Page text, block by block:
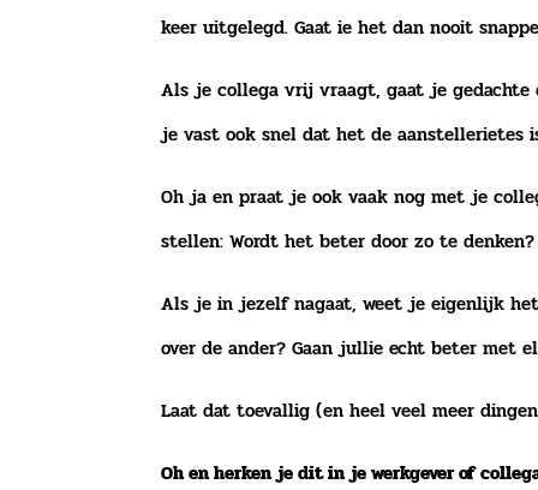
keer uitgelegd. Gaat ie het dan nooit
Als je collega vrij vraagt, gaat je gedachte
je vast ook snel dat het de aanstellerietes
Oh ja en praat je ook vaak nog met je
stellen: Wordt het beter door zo te
Als je in jezelf nagaat, weet je eigenlijk
over de ander? Gaan jullie echt beter met
Laat dat toevallig (en heel veel meer
Oh en herken je dit in je werkgever of